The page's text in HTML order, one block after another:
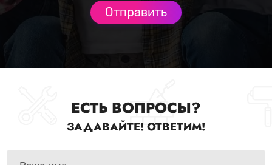
ЕСТЬ ВОПРОСЫ?
ЗАДАВАЙТЕ! ОТВЕТИМ!